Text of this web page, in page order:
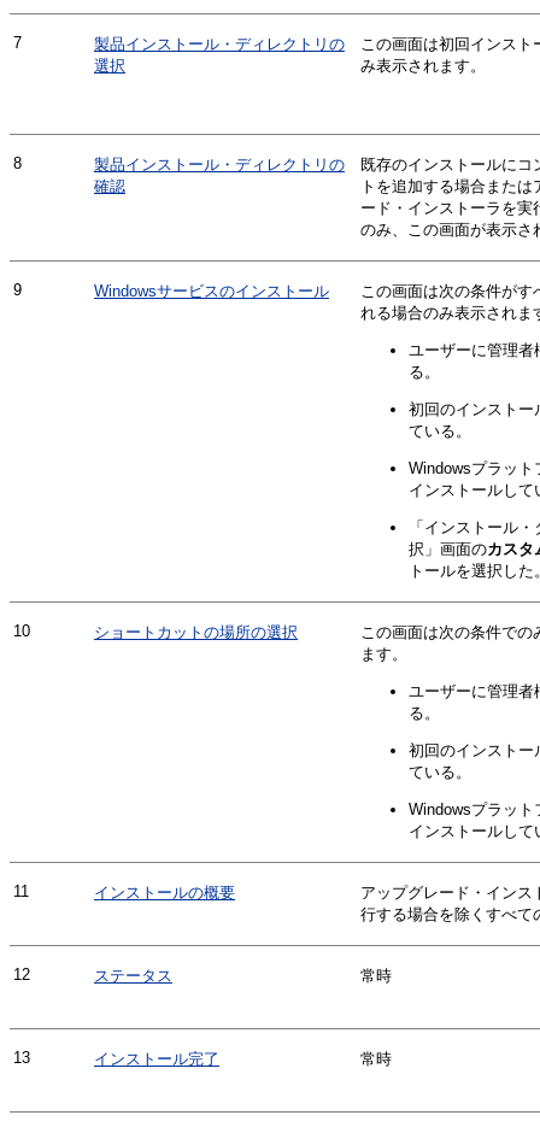
7
製品インストール・ディレクトリの
選択
この画面は初回インスト
み表示されます。
8
製品インストール・ディレクトリの
確認
既存のインストールにコ
トを追加する場合または
ード・インストーラを実
のみ、この画面が表示さ
9 Windowsサービスのインストール
この画面は次の条件がす
れる場合のみ表示されま
ユーザーに管理者
る。
初回のインストー
ている。
Windowsプラット
インストールして
「インストール
択」 画面のカスタ
トールを選択した
10 ショートカットの場所の選択
この画面は次の条件での
ます。
ユーザーに管理者
る。
初回のインストー
ている。
Windowsプラット
インストールして
11 インストールの概要
アップグレード・インス
行する場合を除くすべて
12 ステータス 常時
13 インストール完了 常時